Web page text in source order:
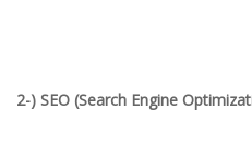
2-) SEO (Search Engine